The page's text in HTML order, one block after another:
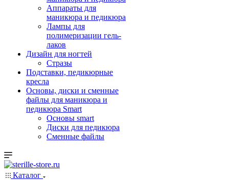
Аппараты для
маникюра и педикюра
Лампы для
полимеризации гель-
лаков
Дизайн для ногтей
Стразы
Подставки, педикюрные
кресла
Основы, диски и сменные
файлы для маникюра и
педикюра Smart
Основы smart
Диски для педикюра
Сменные файлы
Каталог